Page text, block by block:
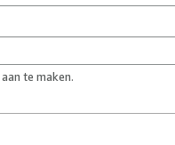
te maken.